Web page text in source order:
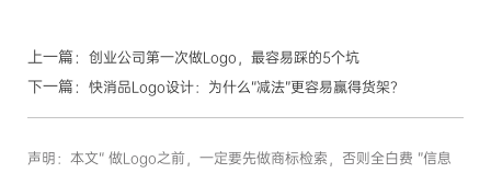
上一篇： 创业公司第一次做Logo，最容易踩的5个坑
下一篇： 快消品Logo设计：为什么“减法”更容易赢得货架？
声明：本文“ 做Logo之前，一定要先做商标检索，否则全白费 ”信息